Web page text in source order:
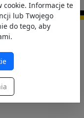
cookie. Informacje te
lub Twojego
do tego, aby